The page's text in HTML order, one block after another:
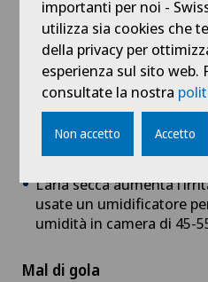
evitando che si infettino
però quando è
del bimbo, in questo
potete dare al bambino
un antitossivo naturale
nessuno sciroppo contro
dei due anni, se la tosse
L’aria secca aumenta
usate un umidificatore
umidità in camera di 45-
Mal di gola
importanti per noi -
utilizza sia cookies che
della privacy per
esperienza sul sito web.
consultate la nostra
Non accetto Accetto